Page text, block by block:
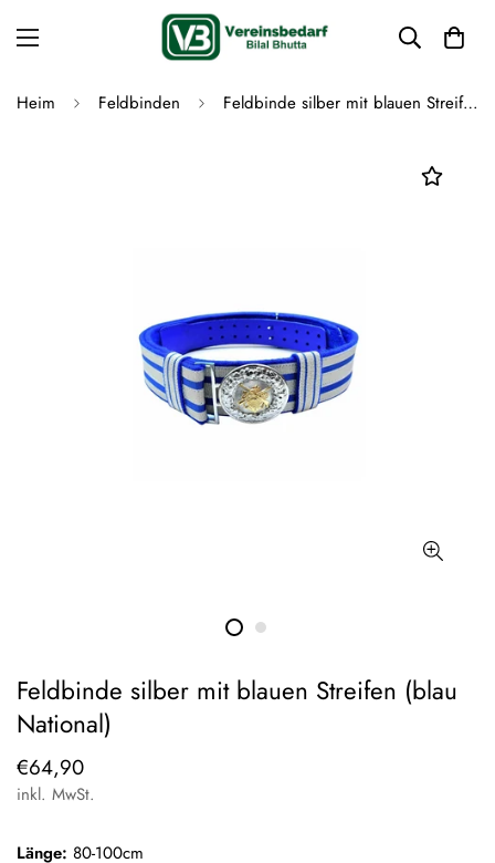
Heim Feldbinden Feldbinde silber mit blauen Streifen (blau National)
Feldbinde silber mit blauen Streifen (blau
National)
Regulärer
Preis
€64,90
inkl. MwSt.
Länge: 80-100cm